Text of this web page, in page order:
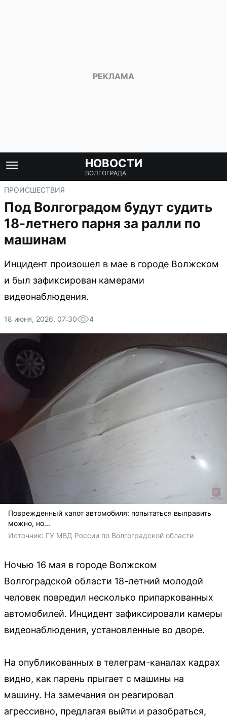
НОВОСТИ
ВОЛГОГРАДА
ПРОИСШЕСТВИЯ
Под Волгоградом будут судить
18-летнего парня за ралли по
машинам
Инцидент произошел в мае в городе Волжском
и был зафиксирован камерами
видеонаблюдения.
18 июня, 2026, 07:30 4
Поврежденный капот автомобиля: попытаться выправить
можно, но...
Источник: ГУ МВД России по Волгоградской области
Ночью 16 мая в городе Волжском
Волгоградской области 18-летний молодой
человек повредил несколько припаркованных
автомобилей. Инцидент зафиксировали камеры
видеонаблюдения, установленные во дворе.
На опубликованных в телеграм-каналах кадрах
видно, как парень прыгает с машины на
машину. На замечания он реагировал
агрессивно, предлагая выйти и разобраться,